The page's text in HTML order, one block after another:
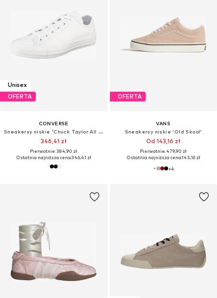
Unisex
OFERTA
CONVERSE
Sneakersy niskie 'Chuck Taylor All Star Leather'
346,41 zł
Pierwotnie: 384,90 zł
Ostatnia najniższa cena:346,41 zł
OFERTA
VANS
Sneakersy niskie 'Old Skool'
Od 143,16 zł
Pierwotnie: 479,90 zł
Ostatnia najniższa cena:143,16 zł
+4